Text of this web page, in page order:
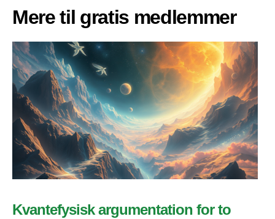
Mere til gratis medlemmer
Kvantefysisk argumentation for to